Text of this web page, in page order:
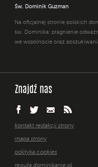
Św. Dominik Guzman
Na oficjalnej stronie polskich
św. Dominika: pragnienie
we wspólnocie oraz
Znajdź nas
kontakt redakcji strony
mapa strony
polityka cookies
reguła dominikanie.pl